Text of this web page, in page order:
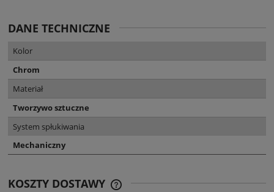
DANE TECHNICZNE
Kolor
Chrom
Materiał
Tworzywo sztuczne
System spłukiwania
Mechaniczny
KOSZTY DOSTAWY